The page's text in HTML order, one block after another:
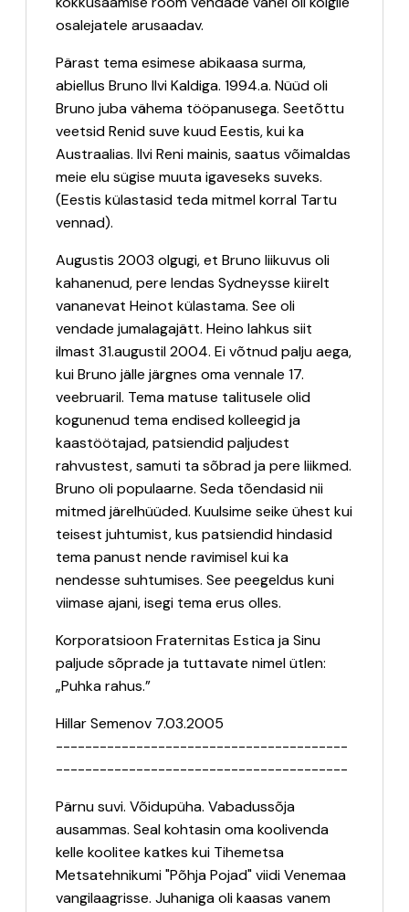
osalejatele arusaadav.
Pärast tema esimese abikaasa surma,
abiellus Bruno Ilvi Kaldiga. 1994.a. Nüüd oli
Bruno juba vähema tööpanusega. Seetõttu
veetsid Renid suve kuud Eestis, kui ka
Austraalias. Ilvi Reni mainis, saatus võimaldas
meie elu sügise muuta igaveseks suveks.
(Eestis külastasid teda mitmel korral Tartu
vennad).
Augustis 2003 olgugi, et Bruno liikuvus oli
kahanenud, pere lendas Sydneysse kiirelt
vananevat Heinot külastama. See oli
vendade jumalagajätt. Heino lahkus siit
ilmast 31.augustil 2004. Ei võtnud palju aega,
kui Bruno jälle järgnes oma vennale 17.
veebruaril. Tema matuse talitusele olid
kogunenud tema endised kolleegid ja
kaastöötajad, patsiendid paljudest
rahvustest, samuti ta sõbrad ja pere liikmed.
Bruno oli populaarne. Seda tõendasid nii
mitmed järelhüüded. Kuulsime seike ühest kui
teisest juhtumist, kus patsiendid hindasid
tema panust nende ravimisel kui ka
nendesse suhtumises. See peegeldus kuni
viimase ajani, isegi tema erus olles.
Korporatsioon Fraternitas Estica ja Sinu
paljude sõprade ja tuttavate nimel ütlen:
„Puhka rahus.”
Hillar Semenov 7.03.2005
----------------------------------------
----------------------------------------
Pärnu suvi. Võidupüha. Vabadussõja
ausammas. Seal kohtasin oma koolivenda
kelle koolitee katkes kui Tihemetsa
Metsatehnikumi "Põhja Pojad" viidi Venemaa
vangilaagrisse. Juhaniga oli kaasas vanem